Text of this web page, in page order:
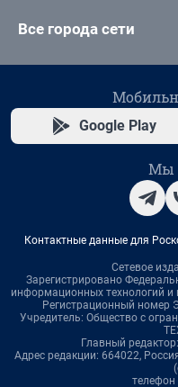
Все города сети
Google Play
Мы
Контактные данные для
Сетевое
Зарегистрировано
информационных технологий
Регистрационный номер
Учредитель: Общество с
Главный
Адрес редакции: 664022,
телефон